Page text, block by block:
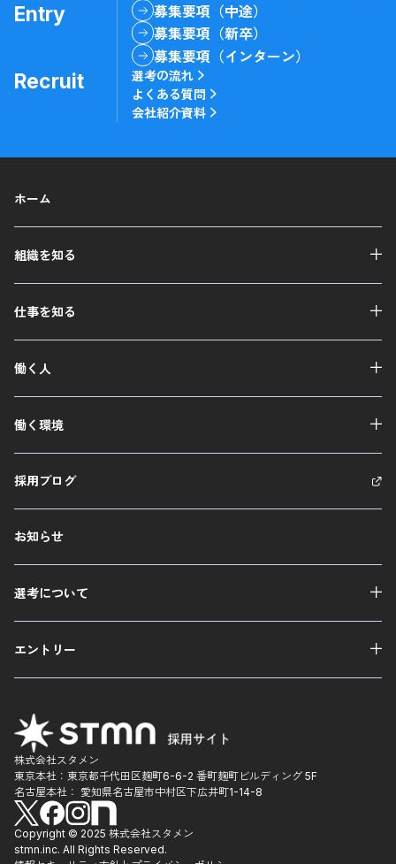
Entry
募集要項（中途）
募集要項（新卒）
募集要項（インターン）
Recruit
選考の流れ
よくある質問
会社紹介資料
ホーム
組織を知る
仕事を知る
働く人
働く環境
採用ブログ
お知らせ
選考について
エントリー
株式会社スタメン
東京本社：東京都千代田区麹町6-6-2 番町麹町ビルディング 5F
名古屋本社： 愛知県名古屋市中村区下広井町1-14-8
Copyright © 2025 株式会社スタメン
stmn.inc. All Rights Reserved.